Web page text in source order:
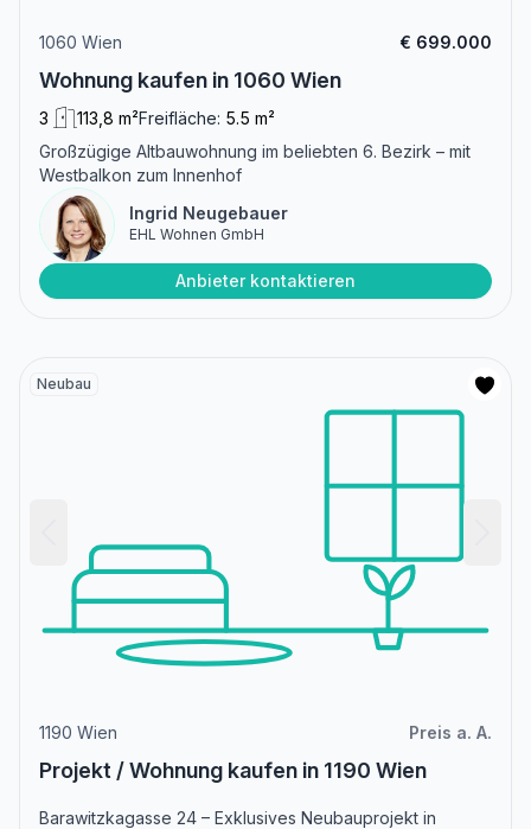
1060 Wien € 699.000
Wohnung kaufen in 1060 Wien
3 113,8 m²Freifläche: 5.5 m²
Großzügige Altbauwohnung im beliebten 6. Bezirk – mit
Westbalkon zum Innenhof
Ingrid Neugebauer
EHL Wohnen GmbH
Anbieter kontaktieren
Neubau
1190 Wien Preis a. A.
Projekt / Wohnung kaufen in 1190 Wien
Barawitzkagasse 24 – Exklusives Neubauprojekt in